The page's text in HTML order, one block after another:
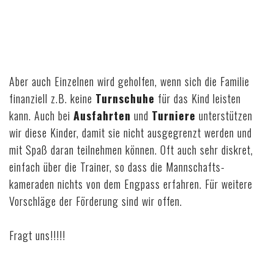
Aber auch Einzelnen wird geholfen, wenn sich die Familie
finanziell z.B. keine Turnschuhe für das Kind leisten
kann. Auch bei Ausfahrten und Turniere unterstützen
wir diese Kinder, damit sie nicht ausgegrenzt werden und
mit Spaß daran teilnehmen können. Oft auch sehr diskret,
einfach über die Trainer, so dass die Mannschafts-
kameraden nichts von dem Engpass erfahren. Für weitere
Vorschläge der Förderung sind wir offen.
Fragt uns!!!!!